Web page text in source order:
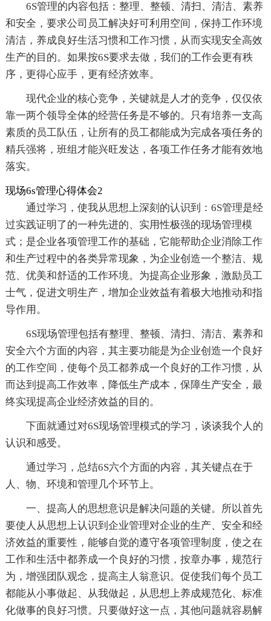
6S管理的内容包括：整理、整顿、清扫、清洁、素养
和安全，要求公司员工解决好可利用空间，保持工作环境
清洁，养成良好生活习惯和工作习惯，从而实现安全高效
生产的目的。如果按6S要求去做，我们的工作会更有秩
序，更得心应手，更有经济效率。
现代企业的核心竞争，关键就是人才的竞争，仅仅依
靠一两个领导全体的经营任务是不够的。只有培养一支高
素质的员工队伍，让所有的员工都能成为完成各项任务的
精兵强将，班组才能兴旺发达，各项工作任务才能有效地
落实。
现场6s管理心得体会2
通过学习，使我从思想上深刻的认识到：6S管理是经
过实践证明了的一种先进的、实用性极强的现场管理模
式；是企业各项管理工作的基础，它能帮助企业消除工作
和生产过程中的各类异常现象，为企业创造一个整洁、规
范、优美和舒适的工作环境。为提高企业形象，激励员工
士气，促进文明生产，增加企业效益有着极大地推动和指
导作用。
6S现场管理包括有整理、整顿、清扫、清洁、素养和
安全六个方面的内容，其主要功能是为企业创造一个良好
的工作空间，使每个员工都养成一个良好的工作习惯，从
而达到提高工作效率，降低生产成本，保障生产安全，最
终实现提高企业经济效益的目的。
下面就通过对6S现场管理模式的学习，谈谈我个人的
认识和感受。
通过学习，总结6S六个方面的内容，其关键点在于
人、物、环境和管理几个环节上。
一、提高人的思想意识是解决问题的关键。所以首先
要使人从思想上认识到企业管理对企业的生产、安全和经
济效益的重要性，能够自觉的遵守各项管理制度，使之在
工作和生活中都养成一个良好的习惯，按章办事，规范行
为，增强团队观念，提高主人翁意识。促使我们每个员工
都能从小事做起、从我做起，从思想上养成规范化、标准
化做事的良好习惯。只要做好这一点，其他问题就容易解